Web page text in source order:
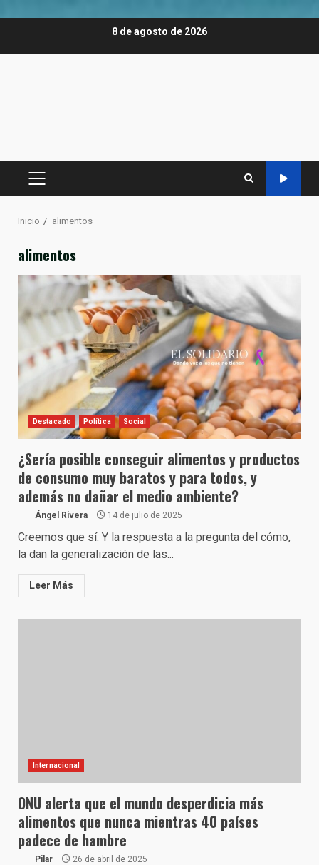
8 de agosto de 2026
MENÚ
Inicio alimentos
alimentos
Destacado Política Social
¿Sería posible conseguir alimentos y productos
de consumo muy baratos y para todos, y
además no dañar el medio ambiente?
Ángel Rivera 14 de julio de 2025
Creemos que sí. Y la respuesta a la pregunta del cómo,
la dan la generalización de las...
Leer Más
Internacional
ONU alerta que el mundo desperdicia más
alimentos que nunca mientras 40 países
padece de hambre
Pilar 26 de abril de 2025